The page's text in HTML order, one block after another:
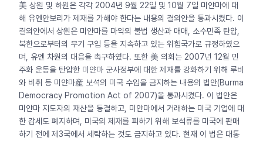
美 상원 및 하원은 각각 2004년 9월 22일 및 10월 7일 미얀마에 대
해 유엔안보리가 제재를 가해야 한다는 내용의 결의안을 통과시켰다. 이
결의안에서 상원은 미얀마를 마약의 불법 생산과 매매, 소수민족 탄압,
북한으로부터의 무기 구입 등을 지속하고 있는 위험국가로 규정하였으
며, 유엔 차원의 대응을 촉구하였다. 또한 美 의회는 2007년 12월 민
주화 운동을 탄압한 미얀마 군사정부에 대한 제재를 강화하기 위해 루비
와 비취 등 미얀마産 보석의 미국 수입을 금지하는 내용의 법안(Burma
Democracy Promotion Act of 2007)을 통과시켰다. 이 법안은
미얀마 지도자의 재산을 동결하고, 미얀마에서 거래하는 미국 기업에 대
한 감세도 폐지하며, 미국의 제재를 피하기 위해 보석류를 미국에 판매
하기 전에 제3국에서 세탁하는 것도 금지하고 있다. 현재 이 법은 대통